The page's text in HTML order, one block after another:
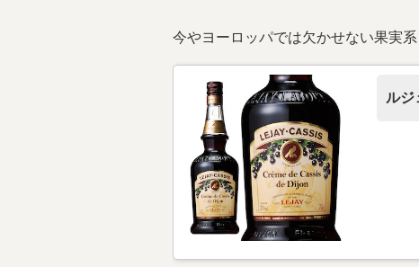
今やヨーロッパでは欠かせない果実
ルジ